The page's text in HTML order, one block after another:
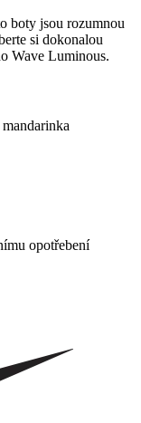
boty jsou rozumnou
si dokonalou
Wave Luminous.
opotřebení